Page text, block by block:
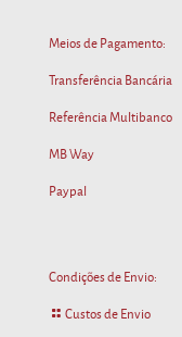
Meios de Pagamento:
Transferência Bancária
Referência Multibanco
MB Way
Paypal
Condições de Envio:
Custos de Envio